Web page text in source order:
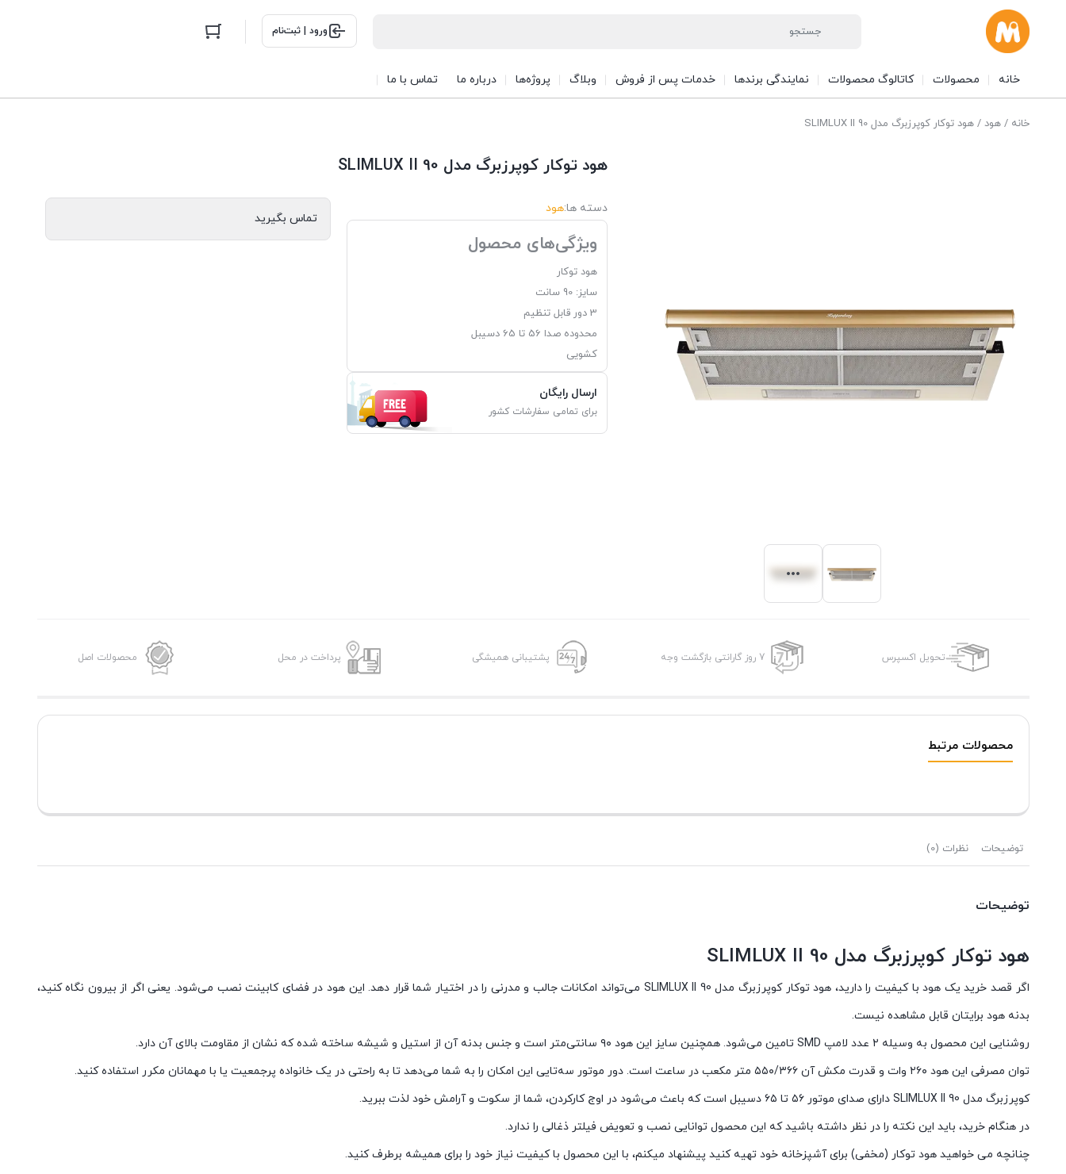
ورود | ثبت‌نام
خانه محصولات کاتالوگ محصولات نمایندگی برندها خدمات پس از فروش وبلاگ پروژه‌ها درباره ما تماس با ما
خانه /هود / هود توکار کوپرزبرگ مدل SLIMLUX II 90
هود توکار کوپرزبرگ مدل SLIMLUX II 90
دسته ها:هود
ویژگی‌های محصول
هود توکار
سایز: 90 سانت
3 دور قابل تنظیم
محدوده صدا 56 تا 65 دسیبل
کشویی
ارسال رایگان
برای تمامی سفارشات کشور
تماس بگیرید
تحویل اکسپرس 7 روز گارانتی بازگشت وجه پشتیبانی همیشگی پرداخت در محل محصولات اصل
محصولات مرتبط
توضیحات نظرات (0)
توضیحات
هود توکار کوپرزبرگ مدل SLIMLUX II 90
اگر قصد خرید یک هود با کیفیت را دارید، هود توکار کوپرزبرگ مدل SLIMLUX II 90 می‌تواند امکانات جالب و مدرنی را در اختیار شما قرار دهد. این هود در فضای کابینت نصب می‌شود. یعنی اگر از بیرون نگاه کنید،
بدنه هود برایتان قابل مشاهده نیست.
روشنایی این محصول به وسیله ۲ عدد لامپ SMD تامین می‌شود. همچنین سایز این هود ۹۰ سانتی‌متر است و جنس بدنه آن از استیل و شیشه ساخته شده که نشان از مقاومت بالای آن دارد.
توان مصرفی این هود ۲۶۰ وات و قدرت مکش آن ۵۵۰/۳۶۶ متر مکعب در ساعت است. دور موتور سه‌تایی این امکان را به شما می‌دهد تا به راحتی در یک خانواده پرجمعیت یا با مهمانان مکرر استفاده کنید.
کوپرزبرگ مدل SLIMLUX II 90 دارای صدای موتور ۵۶ تا ۶۵ دسیبل است که باعث می‌شود در اوج کارکردن، شما از سکوت و آرامش خود لذت ببرید.
در هنگام خرید، باید این نکته را در نظر داشته باشید که این محصول توانایی نصب و تعویض فیلتر ذغالی را ندارد.
چنانچه می خواهید هود توکار (مخفی) برای آشپزخانه خود تهیه کنید پیشنهاد میکنم، با این محصول با کیفیت نیاز خود را برای همیشه برطرف کنید.